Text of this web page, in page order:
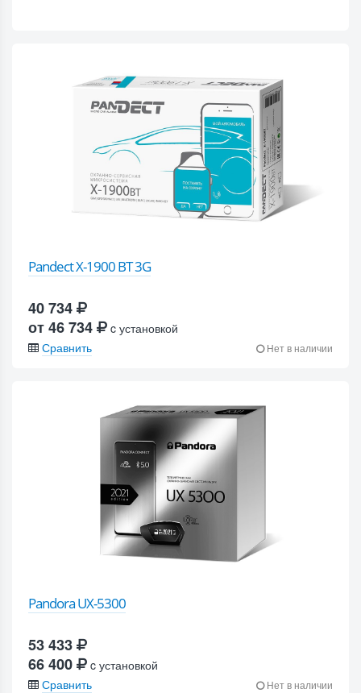
Pandect X-1900 BT 3G
40 734
от 46 734
c установкой
Сравнить
Нет в наличии
Pandora UX-5300
53 433
66 400
c установкой
Сравнить
Нет в наличии